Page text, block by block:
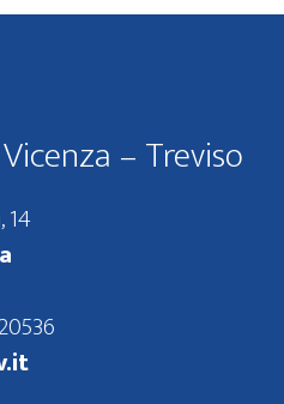
– Treviso
14